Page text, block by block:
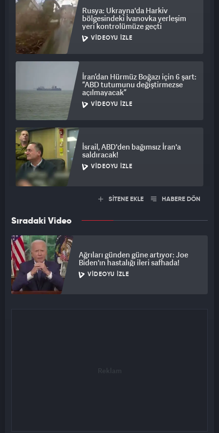
Rusya: Ukrayna'da Harkiv
bölgesindeki İvanovka yerleşim
yeri kontrolümüze geçti
VIDEOYU İZLE
İran’dan Hürmüz Boğazı için 6 şart:
“ABD tutumunu değiştirmezse
açılmayacak”
VIDEOYU İZLE
İsrail, ABD'den bağımsız İran'a
saldıracak!
VIDEOYU İZLE
SİTENE EKLE HABERE DÖN
Sıradaki Video
Ağrıları günden güne artıyor: Joe
Biden'ın hastalığı ileri safhada!
VIDEOYU İZLE